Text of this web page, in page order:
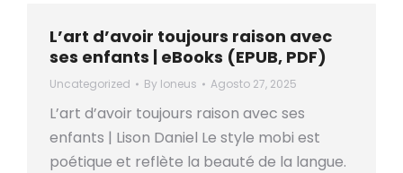
L’art d’avoir toujours raison avec
ses enfants | eBooks (EPUB, PDF)
Uncategorized By loneus Agosto 27, 2025
L’art d’avoir toujours raison avec ses
enfants | Lison Daniel Le style mobi est
poétique et reflète la beauté de la langue.